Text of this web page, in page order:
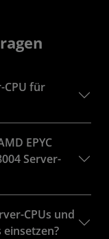
CPU für
EPYC
Server-
CPUs und
einsetzen?